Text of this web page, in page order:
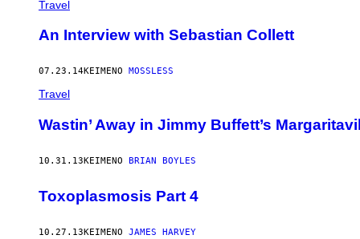
Travel
An Interview with Sebastian Collett
07.23.14ΚΕΊΜΕΝΟ MOSSLESS
Travel
Wastin’ Away in Jimmy Buffett’s
10.31.13ΚΕΊΜΕΝΟ BRIAN BOYLES
Toxoplasmosis Part 4
10.27.13ΚΕΊΜΕΝΟ JAMES HARVEY